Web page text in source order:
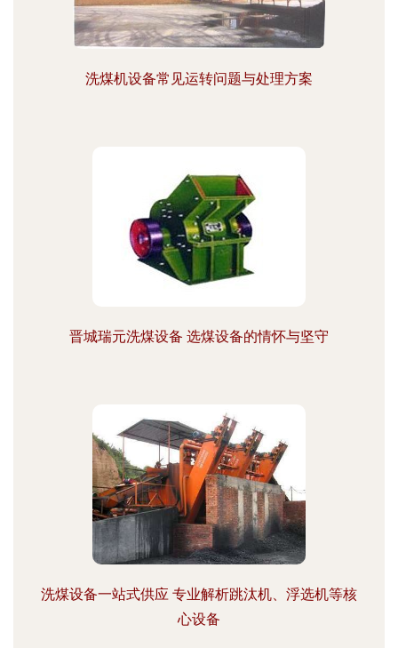
洗煤机设备常见运转问题与处理方案
晋城瑞元洗煤设备 选煤设备的情怀与坚守
洗煤设备一站式供应 专业解析跳汰机、浮选机等核
心设备